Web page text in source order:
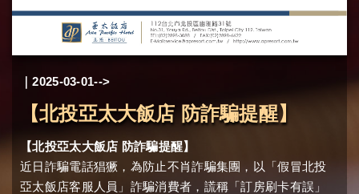
｜2025-03-01-->
【北投亞太大飯店 防詐騙提醒】
【北投亞太大飯店 防詐騙提醒】
近日詐騙電話猖獗，為防止不肖詐騙集團，以「假冒北投
亞太飯店客服人員」詐騙消費者，謊稱「訂房刷卡有誤」